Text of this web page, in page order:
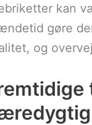
kan
gøre
og